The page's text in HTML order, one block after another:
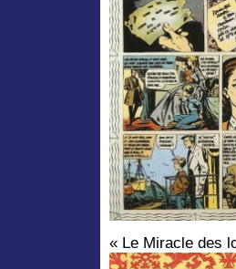
« Le Miracle des